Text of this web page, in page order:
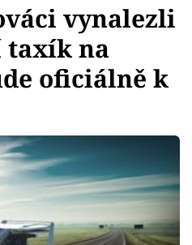
vynalezli
na
oficiálně k